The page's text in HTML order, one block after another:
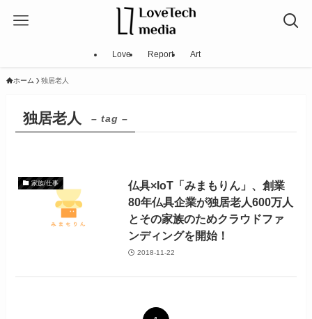
Love Report Art
ホーム 独居老人
独居老人 – tag –
家族/仕事
仏具×IoT「みまもりん」、創業
80年仏具企業が独居老人600万人
とその家族のためクラウドファ
ンディングを開始！
2018-11-22